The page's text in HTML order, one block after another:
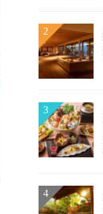
2
3
4